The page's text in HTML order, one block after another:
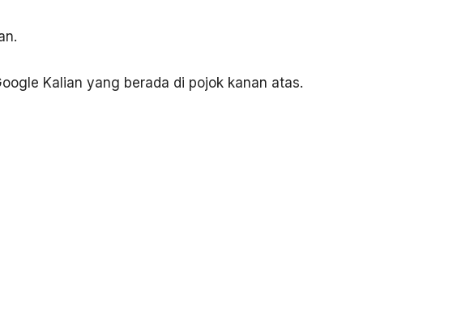
Kalian yang berada di pojok kanan atas.